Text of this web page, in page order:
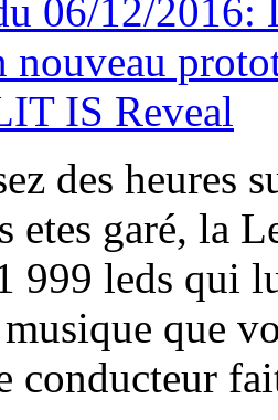
des heures
etes garé, la
999 leds qui
que
conducteur